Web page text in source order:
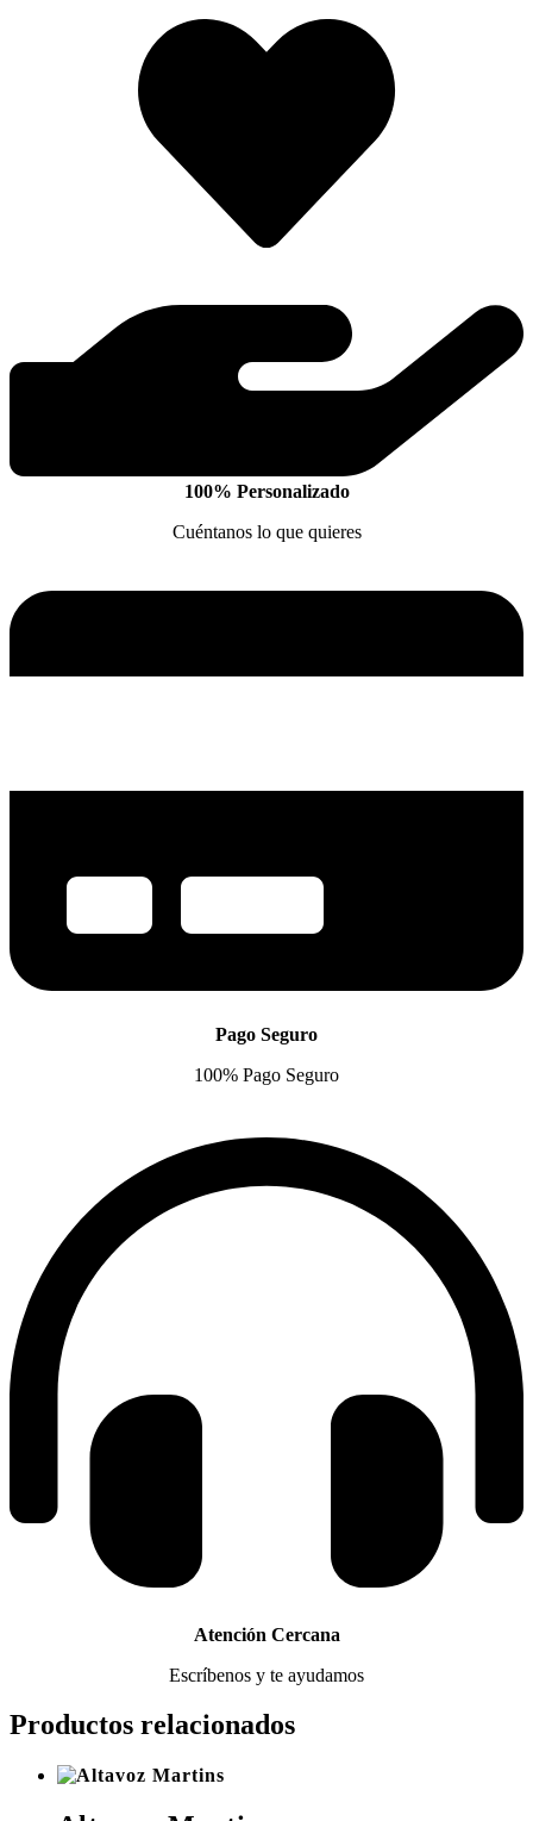
100% Personalizado
Cuéntanos lo que quieres
Pago Seguro
100% Pago Seguro
Atención Cercana
Escríbenos y te ayudamos
Productos relacionados